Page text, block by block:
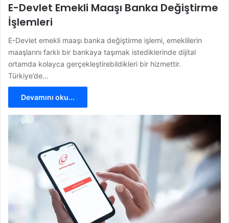
E-Devlet Emekli Maaşı Banka Değiştirme
İşlemleri
E-Devlet emekli maaşı banka değiştirme işlemi, emeklilerin
maaşlarını farklı bir bankaya taşımak istediklerinde dijital
ortamda kolayca gerçekleştirebildikleri bir hizmettir.
Türkiye’de…
Devamını oku...